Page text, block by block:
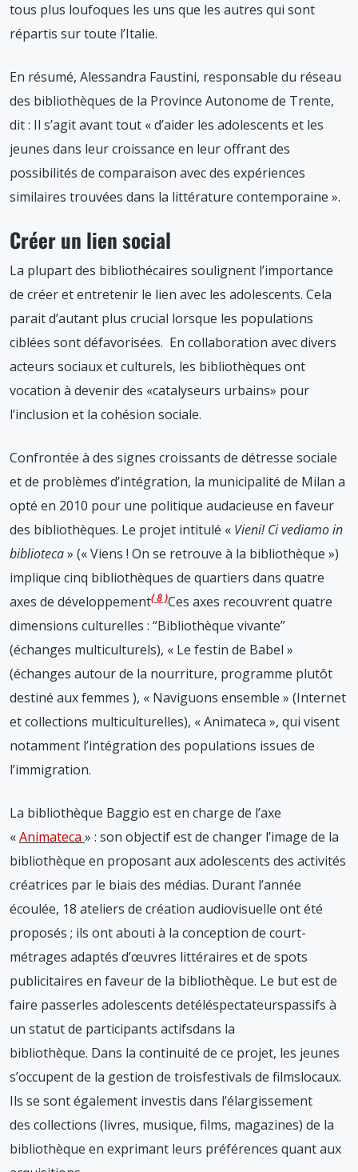
tous plus loufoques les uns que les autres qui sont
répartis sur toute l’Italie.
En résumé, Alessandra Faustini, responsable du réseau
des bibliothèques de la Province Autonome de Trente,
dit : Il s’agit avant tout « d’aider les adolescents et les
jeunes dans leur croissance en leur offrant des
possibilités de comparaison avec des expériences
similaires trouvées dans la littérature contemporaine ».
Créer un lien social
La plupart des bibliothécaires soulignent l’importance
de créer et entretenir le lien avec les adolescents. Cela
parait d’autant plus crucial lorsque les populations
ciblées sont défavorisées. En collaboration avec divers
acteurs sociaux et culturels, les bibliothèques ont
vocation à devenir des «catalyseurs urbains» pour
l’inclusion et la cohésion sociale.
Confrontée à des signes croissants de détresse sociale
et de problèmes d’intégration, la municipalité de Milan a
opté en 2010 pour une politique audacieuse en faveur
des bibliothèques. Le projet intitulé « Vieni! Ci vediamo in
biblioteca» (« Viens ! On se retrouve à la bibliothèque »)
implique cinq bibliothèques de quartiers dans quatre
axes de développement 8 Ces axes recouvrent quatre
dimensions culturelles : “Bibliothèque vivante”
(échanges multiculturels), « Le festin de Babel »
(échanges autour de la nourriture, programme plutôt
destiné aux femmes ), « Naviguons ensemble » (Internet
et collections multiculturelles), « Animateca », qui visent
notamment l’intégration des populations issues de
l’immigration.
La bibliothèque Baggio est en charge de l’axe
«Animateca » : son objectif est de changer l’image de la
bibliothèque en proposant aux adolescents des activités
créatrices par le biais des médias. Durant l’année
écoulée, 18 ateliers de création audiovisuelle ont été
proposés ; ils ont abouti à la conception de court-
métrages adaptés d’œuvres littéraires et de spots
publicitaires en faveur de la bibliothèque. Le but est de
faire passerles adolescents detéléspectateurspassifs à
un statut de participants actifsdans la
bibliothèque. Dans la continuité de ce projet, les jeunes
s’occupent de la gestion de troisfestivals de filmslocaux.
Ils se sont également investis dans l’élargissement
des collections (livres, musique, films, magazines) de la
bibliothèque en exprimant leurs préférences quant aux